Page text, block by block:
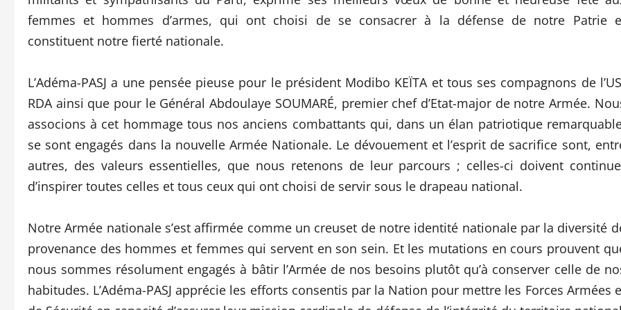
femmes et hommes d’armes, qui ont choisi de se consacrer à la défense de notre Patrie
constituent notre fierté nationale.
L’Adéma-PASJ a une pensée pieuse pour le président Modibo KEÏTA et tous ses compagnons de
RDA ainsi que pour le Général Abdoulaye SOUMARÉ, premier chef d’Etat-major de notre Armée.
associons à cet hommage tous nos anciens combattants qui, dans un élan patriotique
se sont engagés dans la nouvelle Armée Nationale. Le dévouement et l’esprit de sacrifice sont,
autres, des valeurs essentielles, que nous retenons de leur parcours ; celles-ci doivent
d’inspirer toutes celles et tous ceux qui ont choisi de servir sous le drapeau national.
Notre Armée nationale s’est affirmée comme un creuset de notre identité nationale par la diversité
provenance des hommes et femmes qui servent en son sein. Et les mutations en cours prouvent
nous sommes résolument engagés à bâtir l’Armée de nos besoins plutôt qu’à conserver celle de
habitudes. L’Adéma-PASJ apprécie les efforts consentis par la Nation pour mettre les Forces Armées